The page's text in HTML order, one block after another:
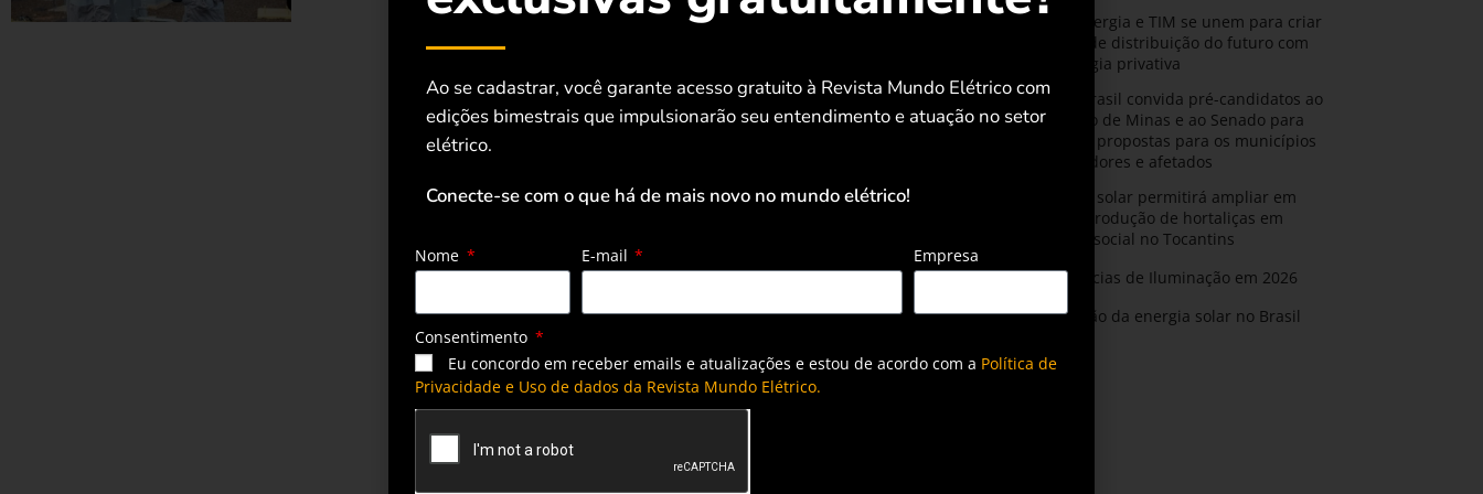
CPFL Energia e TIM se unem para criar
a rede de distribuição do futuro com
tecnologia privativa
AMIG Brasil convida pré-candidatos ao
Governo de Minas e ao Senado para
discutir propostas para os municípios
mineradores e afetados
Energia solar permitirá ampliar em
25% a produção de hortaliças em
projeto social no Tocantins
Tendências de Iluminação em 2026
Expansão da energia solar no Brasil
Ao se cadastrar, você garante acesso gratuito à Revista Mundo Elétrico com
edições bimestrais que impulsionarão seu entendimento e atuação no setor
elétrico.
Conecte-se com o que há de mais novo no mundo elétrico!
Nome E-mail Empresa
Consentimento
Eu concordo em receber emails e atualizações e estou de acordo com a Política de
Privacidade e Uso de dados da Revista Mundo Elétrico.